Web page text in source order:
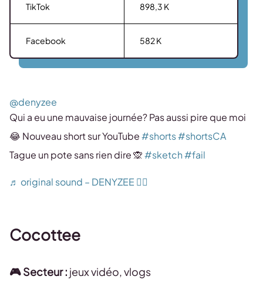
TikTok 898,3 K
Facebook 582 K
@denyzee
Qui a eu une mauvaise journée? Pas aussi pire que moi
😂 Nouveau short sur YouTube#shorts#shortsCA
Tague un pote sans rien dire 🙊#sketch#fail
♬ original sound – DENYZEE ✌🏼
Cocottee
🎮 Secteur : jeux vidéo, vlogs